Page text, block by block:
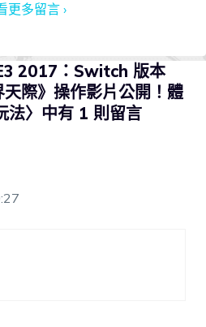
更多留言 ›
2017：Switch 版本
天際》操作影片公開！體
法〉中有 1 則留言